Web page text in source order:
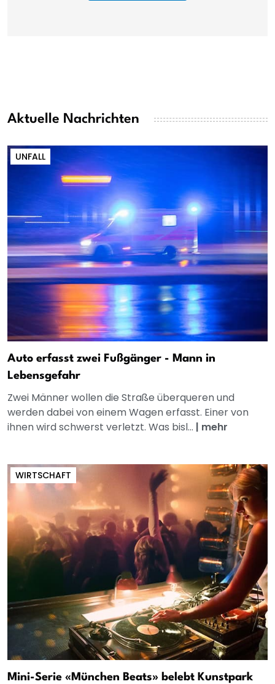
Aktuelle Nachrichten
UNFALL
Auto erfasst zwei Fußgänger - Mann in
Lebensgefahr
Zwei Männer wollen die Straße überqueren und
werden dabei von einem Wagen erfasst. Einer von
ihnen wird schwerst verletzt. Was bisl... | mehr
WIRTSCHAFT
Mini-Serie «München Beats» belebt Kunstpark